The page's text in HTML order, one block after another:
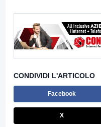
CONDIVIDI L'ARTICOLO
Facebook
X